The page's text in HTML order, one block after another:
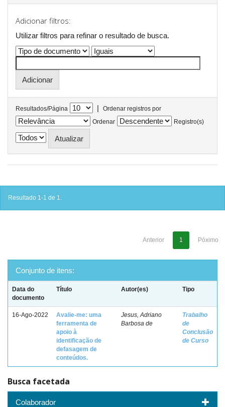
Adicionar filtros:
Utilizar filtros para refinar o resultado de busca.
Resultados/Página |
Ordenar registros por
Ordenar
Registro(s)
Resultado 1-1 de 1.
Anterior 1 Póximo
Conjunto de itens:
Data do
documento
Título Autor(es) Tipo
16-Ago-2022
Avalie-me: uma
ferramenta de
apoio à
identificação de
defasagem de
conteúdos.
Jesus, Adriano
Barbosa de
Trabalho
de
Conclusão
de Curso
Busca facetada
Colaborador